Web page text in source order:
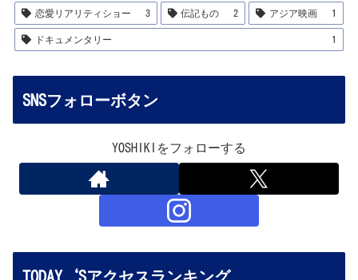
恋愛リアリティショー 3 伝記もの 2 アジア映画 1
ドキュメンタリー 1
SNSフォローボタン
YOSHIKIをフォローする
TODAY‘Sアクセスランキング